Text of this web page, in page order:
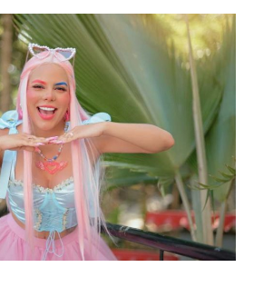
una
mujer
que
desde
y
la